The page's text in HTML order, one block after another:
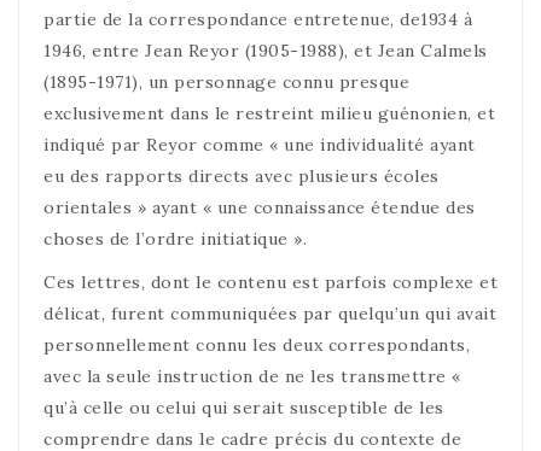
partie de la correspondance entretenue, de1934 à
1946, entre Jean Reyor (1905-1988), et Jean Calmels
(1895-1971), un personnage connu presque
exclusivement dans le restreint milieu guénonien, et
indiqué par Reyor comme « une individualité ayant
eu des rapports directs avec plusieurs écoles
orientales » ayant « une connaissance étendue des
choses de l’ordre initiatique ».
Ces lettres, dont le contenu est parfois complexe et
délicat, furent communiquées par quelqu’un qui avait
personnellement connu les deux correspondants,
avec la seule instruction de ne les transmettre «
qu’à celle ou celui qui serait susceptible de les
comprendre dans le cadre précis du contexte de